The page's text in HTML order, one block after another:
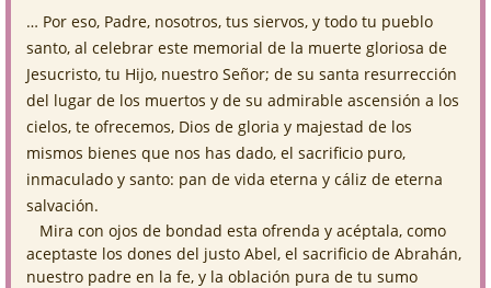
… Por eso, Padre, nosotros, tus siervos, y todo tu pueblo
santo, al celebrar este memorial de la muerte gloriosa de
Jesucristo, tu Hijo, nuestro Señor; de su santa resurrección
del lugar de los muertos y de su admirable ascensión a los
cielos, te ofrecemos, Dios de gloria y majestad de los
mismos bienes que nos has dado, el sacrificio puro,
inmaculado y santo: pan de vida eterna y cáliz de eterna
salvación.
Mira con ojos de bondad esta ofrenda y acéptala, como
aceptaste los dones del justo Abel, el sacrificio de Abrahán,
nuestro padre en la fe, y la oblación pura de tu sumo